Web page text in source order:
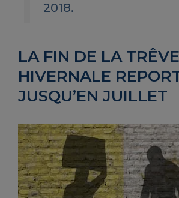
2018.
LA FIN DE LA TRÊVE
HIVERNALE
JUSQU’EN JUILLET